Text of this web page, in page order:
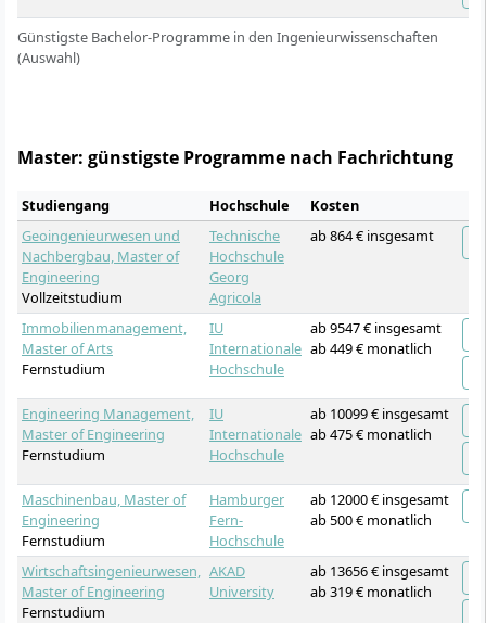
Günstigste Bachelor-Programme in den Ingenieurwissenschaften
(Auswahl)
Master: günstigste Programme nach Fachrichtung
Studiengang Hochschule
Kosten
Geoingenieurwesen und
Nachbergbau, Master of
Engineering
Vollzeitstudium
Technische
Hochschule
Georg
Agricola
ab 864 € insgesamt
Immobilienmanagement,
Master of Arts
Fernstudium
IU
Internationale
Hochschule
ab 9547 € insgesamt
ab 449 € monatlich
Engineering Management,
Master of Engineering
Fernstudium
IU
Internationale
Hochschule
ab 10099 € insgesamt
ab 475 € monatlich
Maschinenbau, Master of
Engineering
Fernstudium
Hamburger
Fern-
Hochschule
ab 12000 € insgesamt
ab 500 € monatlich
Wirtschaftsingenieurwesen,
Master of Engineering
Fernstudium
AKAD
University
ab 13656 € insgesamt
ab 319 € monatlich